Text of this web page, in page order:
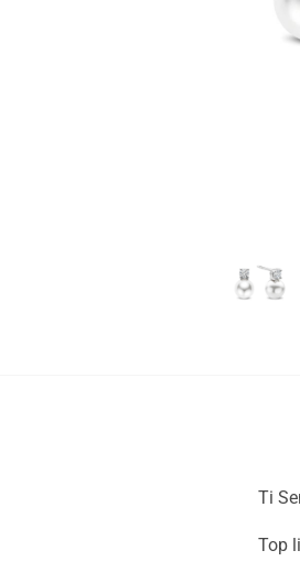
Ti
Top